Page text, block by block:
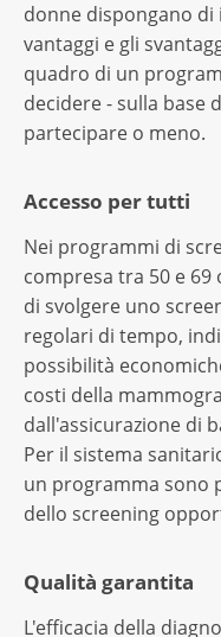
donne dispongano
vantaggi e gli
quadro di un
decidere - sulla base
partecipare o meno.
Accesso per tutti
Nei programmi di
compresa tra 50 e
di svolgere uno
regolari di tempo,
possibilità
costi della
dall'assicurazione di
Per il sistema
un programma sono
dello screening
Qualità garantita
L'efficacia della